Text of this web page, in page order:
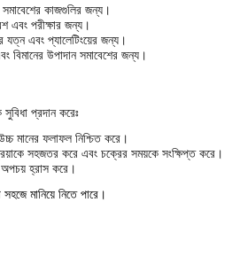
সমাবেশের কাজগুলির জন্য।
এবং পরীক্ষার জন্য।
যত্ন এবং প্যালেটিংয়ের জন্য।
বিমানের উপাদান সমাবেশের জন্য।
প্রদান করেঃ
মানের ফলাফল নিশ্চিত করে।
সহজতর করে এবং চক্রের সময়কে সংক্ষিপ্ত করে।
হ্রাস করে।
সহজে মানিয়ে নিতে পারে।